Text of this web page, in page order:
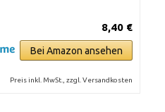
8,40 €
Bei Amazon ansehen
Preis inkl. MwSt., zzgl. Versandkosten